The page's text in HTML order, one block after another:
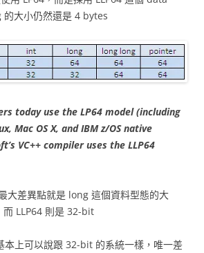
大小仍然還是 4 bytes
today use the LP64 model (including
Mac OS X, and IBM z/OS native
VC++ compiler uses the LLP64
大差異點就是 long 這個資料型態的大
LLP64 則是 32-bit
上可以說跟 32-bit 的系統一樣，唯一差